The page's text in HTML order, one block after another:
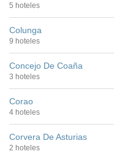
5 hoteles
Colunga
9 hoteles
Concejo De Coaña
3 hoteles
Corao
4 hoteles
Corvera De Asturias
2 hoteles